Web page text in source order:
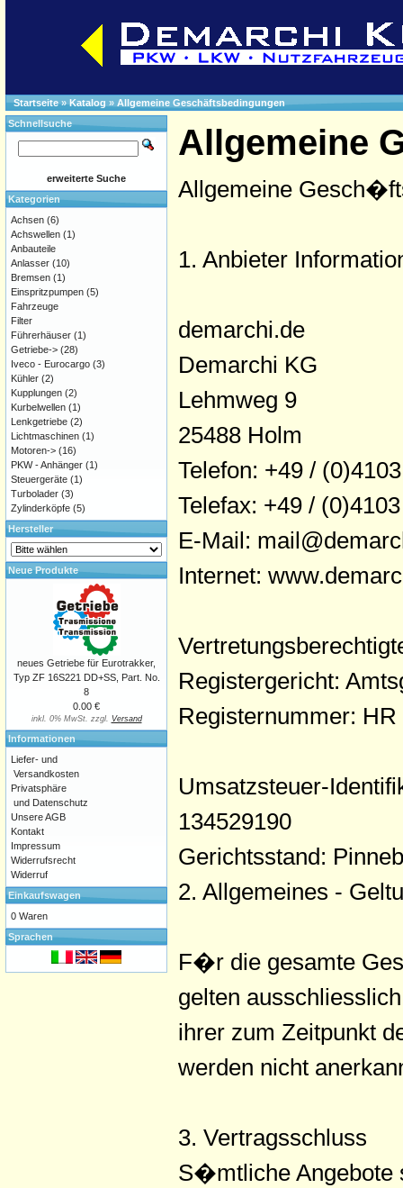
Startseite»Katalog » Allgemeine Geschäftsbedingungen
Allgemeine
Allgemeine
1. Anbieter
demarchi.de
Demarchi KG
Lehmweg 9
25488 Holm
Telefon: +49 /
Telefax: +49 /
E-Mail:
Internet:
Registergericht:
Registernummer: HR
Umsatzsteuer-
134529190
Gerichtsstand:
2. Allgemeines -
F�r die gesamte
gelten
ihrer zum Zeitpunkt
werden nicht
3. Vertragsschluss
S�mtliche Angebote
Schnellsuche
erweiterte Suche
Kategorien
Achsen (6)
Achswellen (1)
Anbauteile
Anlasser (10)
Bremsen (1)
Einspritzpumpen (5)
Fahrzeuge
Filter
Führerhäuser (1)
Getriebe-> (28)
Iveco - Eurocargo (3)
Kühler (2)
Kupplungen (2)
Kurbelwellen (1)
Lenkgetriebe (2)
Lichtmaschinen (1)
Motoren-> (16)
PKW - Anhänger (1)
Steuergeräte (1)
Turbolader (3)
Zylinderköpfe (5)
Hersteller
Neue Produkte
neues Getriebe für Eurotrakker,
Typ ZF 16S221 DD+SS, Part. No.
8
0.00 €
inkl. 0% MwSt. zzgl. Versand
Informationen
Liefer- und
Versandkosten
Privatsphäre
und Datenschutz
Unsere AGB
Kontakt
Impressum
Widerrufsrecht
Widerruf
Einkaufswagen
0 Waren
Sprachen